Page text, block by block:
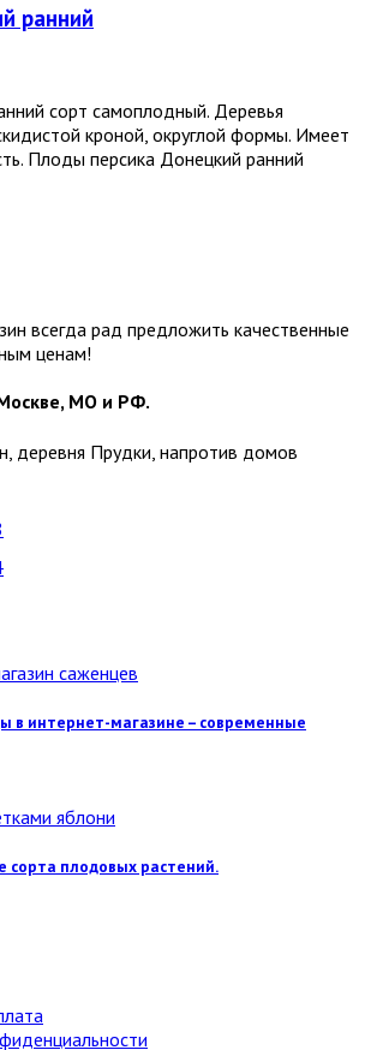
ранний
сорт самоплодный. Деревья
кроной, округлой формы. Имеет
Плоды персика Донецкий ранний
всегда рад предложить качественные
ценам!
МО и РФ.
деревня Прудки, напротив домов
в интернет-магазине – современные
сорта плодовых растений.